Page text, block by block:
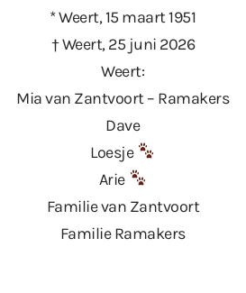
* Weert, 15 maart 1951
† Weert, 25 juni 2026
Weert:
Mia van Zantvoort – Ramakers
Dave
Loesje
Arie
Familie van Zantvoort
Familie Ramakers